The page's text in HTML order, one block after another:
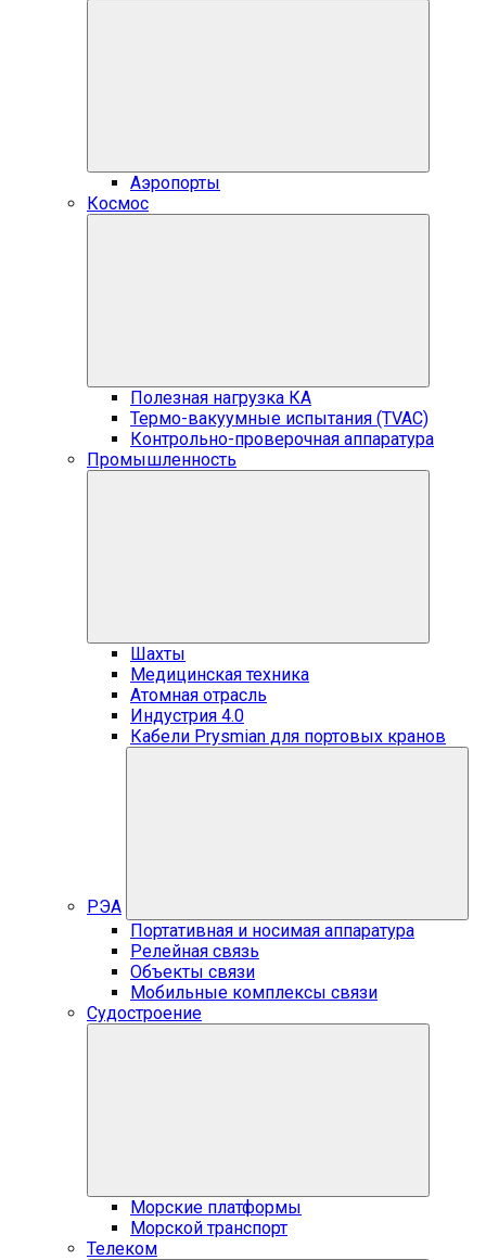
Аэропорты
Космос
Полезная нагрузка КА
Термо-вакуумные испытания (TVAC)
Контрольно-проверочная аппаратура
Промышленность
Шахты
Медицинская техника
Атомная отрасль
Индустрия 4.0
Кабели Prysmian для портовых кранов
РЭА
Портативная и носимая аппаратура
Релейная связь
Объекты связи
Мобильные комплексы связи
Судостроение
Морские платформы
Морской транспорт
Телеком